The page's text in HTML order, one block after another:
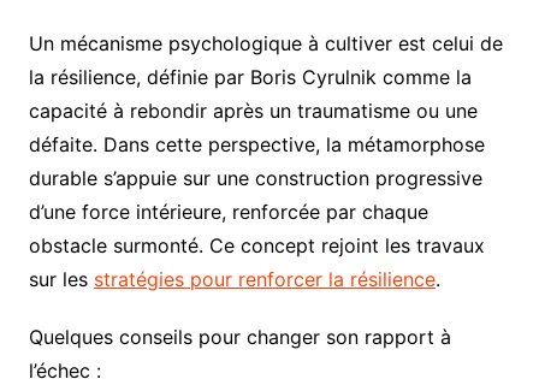
Un mécanisme psychologique à cultiver est celui de
la résilience, définie par Boris Cyrulnik comme la
capacité à rebondir après un traumatisme ou une
défaite. Dans cette perspective, la métamorphose
durable s’appuie sur une construction progressive
d’une force intérieure, renforcée par chaque
obstacle surmonté. Ce concept rejoint les travaux
sur les stratégies pour renforcer la résilience.
Quelques conseils pour changer son rapport à
l’échec :